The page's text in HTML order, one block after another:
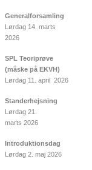
Generalforsamling
Lørdag 14. marts
2026
SPL Teoriprøve
(måske på EKVH)
Lørdag 11. april 2026
Standerhejsning
Lørdag 21.
marts 2026
Introduktionsdag
Lørdag 2. maj 2026